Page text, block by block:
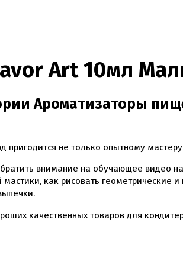
Art 10мл
Ароматизаторы
не только опытному
внимание на обучающее видео
как рисовать
качественных товаров для